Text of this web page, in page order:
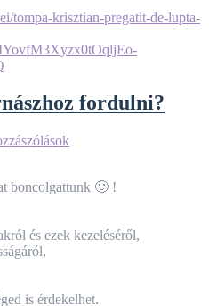
tompa-krisztian-pregatit-de-lupta-
fordulni?
boncolgattunk 🙂 !
és ezek kezeléséről,
is érdekelhet.